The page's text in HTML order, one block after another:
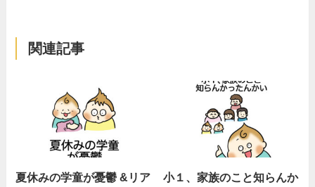
関連記事
夏休みの学童が憂鬱 &リア
小１、家族のこと知らんか